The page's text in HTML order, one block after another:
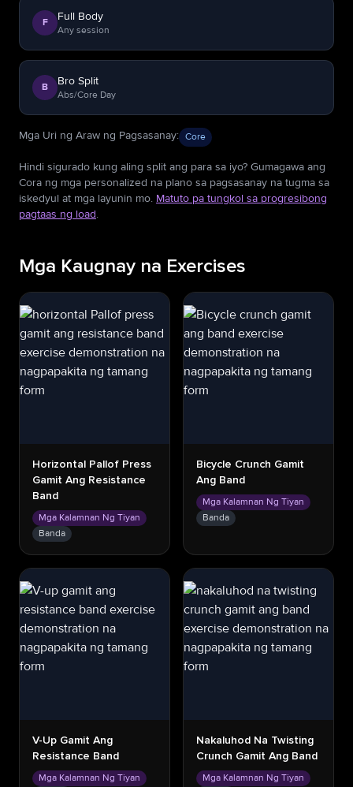
F Full Body
Any session
B Bro Split
Abs/Core Day
Mga Uri ng Araw ng Pagsasanay: Core
Hindi sigurado kung aling split ang para sa iyo? Gumagawa ang
Cora ng mga personalized na plano sa pagsasanay na tugma sa
iskedyul at mga layunin mo. Matuto pa tungkol sa progresibong
pagtaas ng load.
Mga Kaugnay na Exercises
Horizontal Pallof Press
Gamit Ang Resistance
Band
Mga Kalamnan Ng Tiyan
Banda
Bicycle Crunch Gamit
Ang Band
Mga Kalamnan Ng Tiyan
Banda
V-Up Gamit Ang
Resistance Band
Mga Kalamnan Ng Tiyan
Nakaluhod Na Twisting
Crunch Gamit Ang Band
Mga Kalamnan Ng Tiyan